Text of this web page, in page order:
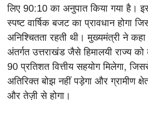
लिए 90:10 का अनुपात किया गया है।
स्पष्ट वार्षिक बजट का प्रावधान होगा
अनिश्चितता रहती थी। मुख्यमंत्री ने
अंतर्गत उत्तराखंड जैसे हिमालयी राज्य को
90 प्रतिशत वित्तीय सहयोग मिलेगा,
अतिरिक्त बोझ नहीं पड़ेगा और ग्रामीण
और तेज़ी से होगा।